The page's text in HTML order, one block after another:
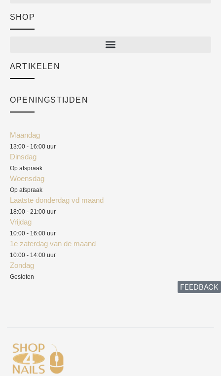
Academy
SHOP
ARTIKELEN
OPENINGSTIJDEN
Maandag
13:00 - 16:00 uur
Dinsdag
Op afspraak
Woensdag
Op afspraak
Laatste donderdag vd maand
18:00 - 21:00 uur
Vrijdag
10:00 - 16:00 uur
1e zaterdag van de maand
10:00 - 14:00 uur
Zondag
Gesloten
FEEDBACK